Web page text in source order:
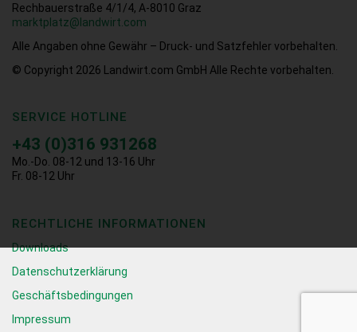
Rechbauerstraße 4/1/4, A-8010 Graz
marktplatz@landwirt.com
Alle Angaben ohne Gewähr – Druck- und Satzfehler vorbehalten.
© Copyright 2026 Landwirt.com GmbH Alle Rechte vorbehalten.
SERVICE HOTLINE
+43 (0)316 931268
Mo.-Do. 08-12 und 13-16 Uhr
Fr. 08-12 Uhr
RECHTLICHE INFORMATIONEN
Downloads
Datenschutzerklärung
Geschäftsbedingungen
Impressum